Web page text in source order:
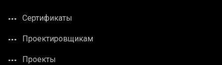
Сертификаты
Проектировщикам
Проекты